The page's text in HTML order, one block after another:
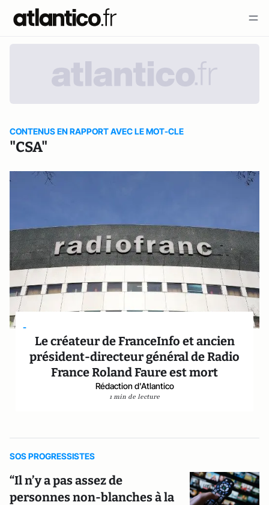
CONTENUS EN RAPPORT AVEC LE MOT-CLE
"CSA"
-
Le créateur de FranceInfo et ancien
président-directeur général de Radio
France Roland Faure est mort
Rédaction d'Atlantico
1 min de lecture
SOS PROGRESSISTES
“Il n’y a pas assez de
personnes non-blanches à la